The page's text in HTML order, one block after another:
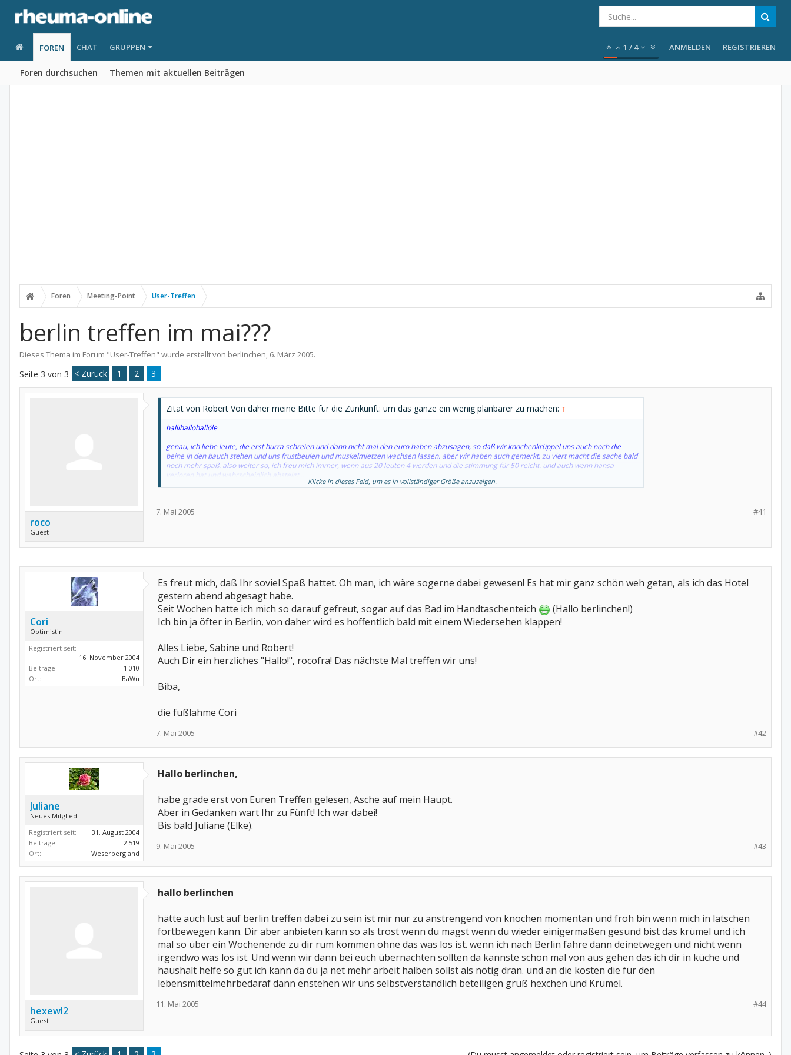
FOREN
Foren durchsuchen Themen mit aktuellen Beiträgen
CHAT GRUPPEN 1 / 4 ANMELDEN REGISTRIEREN
Foren Meeting-Point User-Treffen
berlin treffen im mai???
Dieses Thema im Forum "User-Treffen" wurde erstellt von berlinchen, 6. März 2005.
Seite 3 von 3 < Zurück 1 2 3
roco
Guest
Zitat von Robert Von daher meine Bitte für die Zunkunft: um das ganze ein wenig planbarer zu machen: ↑
hallihallohallöle
genau, ich liebe leute, die erst hurra schreien und dann nicht mal den euro haben abzusagen, so daß wir knochenkrüppel uns auch noch die
beine in den bauch stehen und uns frustbeulen und muskelmietzen wachsen lassen. aber wir haben auch gemerkt, zu viert macht die sache bald
noch mehr spaß. also weiter so, ich freu mich immer, wenn aus 20 leuten 4 werden und die stimmung für 50 reicht. und auch wenn hansa
verloren hat und wahrscheinlich absteigt...
...ich lebe noch und miesepeter und stimmungskiller mag ich nicht...
rocofra
Klicke in dieses Feld, um es in vollständiger Größe anzuzeigen.
#41
7. Mai 2005
Cori
Optimistin
Registriert seit:
16. November 2004
Beiträge:
1.010
Ort:
BaWü
Es freut mich, daß Ihr soviel Spaß hattet. Oh man, ich wäre sogerne dabei gewesen! Es hat mir ganz schön weh getan, als ich das Hotel
gestern abend abgesagt habe.
Seit Wochen hatte ich mich so darauf gefreut, sogar auf das Bad im Handtaschenteich
(Hallo berlinchen!)
Ich bin ja öfter in Berlin, von daher wird es hoffentlich bald mit einem Wiedersehen klappen!
Alles Liebe, Sabine und Robert!
Auch Dir ein herzliches "Hallo!", rocofra! Das nächste Mal treffen wir uns!
Biba,
die fußlahme Cori
#42
7. Mai 2005
Juliane
Neues Mitglied
Registriert seit:
31. August 2004
Beiträge:
2.519
Ort:
Weserbergland
Hallo berlinchen,
habe grade erst von Euren Treffen gelesen, Asche auf mein Haupt.
Aber in Gedanken wart Ihr zu Fünft! Ich war dabei!
Bis bald Juliane (Elke).
#43
9. Mai 2005
hexewl2
Guest
hallo berlinchen
hätte auch lust auf berlin treffen dabei zu sein ist mir nur zu anstrengend von knochen momentan und froh bin wenn mich in latschen
fortbewegen kann. Dir aber anbieten kann so als trost wenn du magst wenn du wieder einigermaßen gesund bist das krümel und ich
mal so über ein Wochenende zu dir rum kommen ohne das was los ist. wenn ich nach Berlin fahre dann deinetwegen und nicht wenn
irgendwo was los ist. Und wenn wir dann bei euch übernachten sollten da kannste schon mal von aus gehen das ich dir in küche und
haushalt helfe so gut ich kann da du ja net mehr arbeit halben sollst als nötig dran. und an die kosten die für den
lebensmittelmehrbedaraf dann enstehen wir uns selbstverständlich beteiligen gruß hexchen und Krümel.
#44
11. Mai 2005